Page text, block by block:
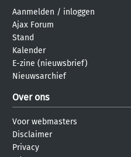
Aanmelden / inloggen
Ajax Forum
Stand
Kalender
E-zine (nieuwsbrief)
Nieuwsarchief
Over ons
Voor webmasters
Disclaimer
Privacy